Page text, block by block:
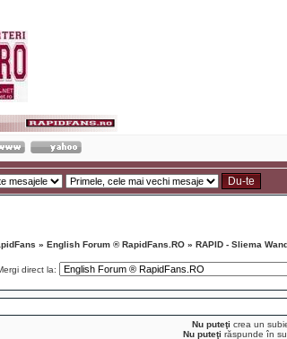
» English Forum ® RapidFans.RO » RAPID - Sliema
direct la:
Nu puteţi crea un
Nu puteţi răspunde în